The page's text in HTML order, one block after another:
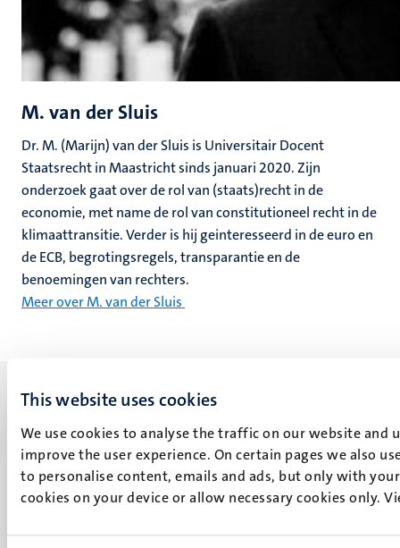
This website uses cookies
We use cookies to analyse the traffic on our website and
improve the user experience. On certain pages we also
to personalise content, emails and ads, but only with
cookies on your device or allow necessary cookies only.
M. van der Sluis
Dr. M. (Marijn) van der Sluis is Universitair Docent
Staatsrecht in Maastricht sinds januari 2020. Zijn
onderzoek gaat over de rol van (staats)recht in de
economie, met name de rol van constitutioneel recht in de
klimaattransitie. Verder is hij geinteresseerd in de euro en
de ECB, begrotingsregels, transparantie en de
benoemingen van rechters.
Meer over M. van der Sluis
UM visiting address
Minderbroedersberg 4-6